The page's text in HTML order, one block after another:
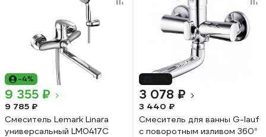
-4%
9 355 ₽
9 785 ₽
Смеситель Lemark Linara
универсальный LM0417C
3 078 ₽
3 440 ₽
Смеситель для ванны G-lauf
с поворотным изливом 360°